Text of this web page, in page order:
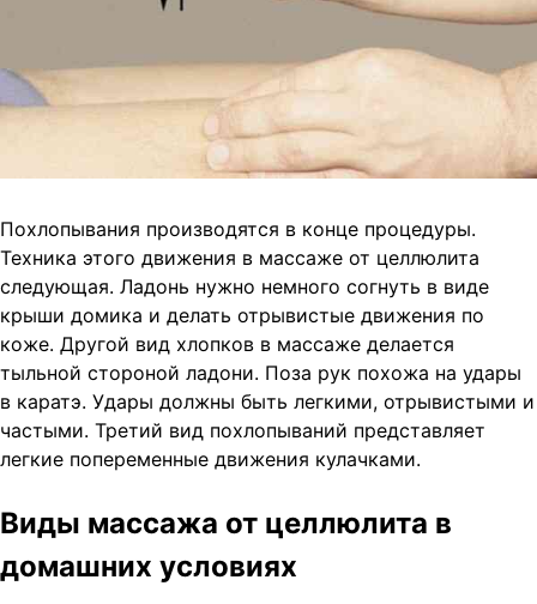
Похлопывания производятся в конце процедуры.
Техника этого движения в массаже от целлюлита
следующая. Ладонь нужно немного согнуть в виде
крыши домика и делать отрывистые движения по
коже. Другой вид хлопков в массаже делается
тыльной стороной ладони. Поза рук похожа на удары
в каратэ. Удары должны быть легкими, отрывистыми и
частыми. Третий вид похлопываний представляет
легкие попеременные движения кулачками.
Виды массажа от целлюлита в
домашних условиях